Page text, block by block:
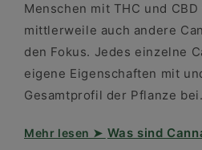
Menschen mit THC und
mittlerweile auch andere
den Fokus. Jedes einzelne
eigene Eigenschaften mit
Gesamtprofil der Pflanze bei.
Was sind